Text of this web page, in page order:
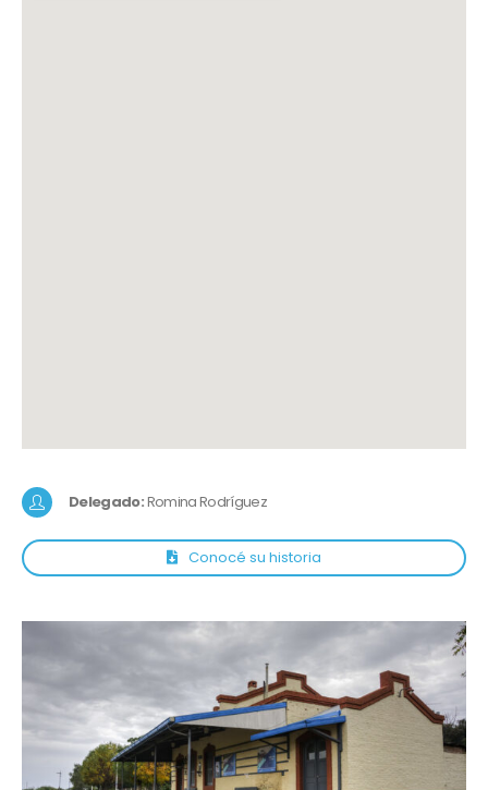
Delegado:Romina Rodríguez
Conocé su historia